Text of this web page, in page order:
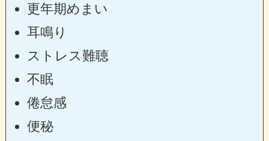
更年期めまい
耳鳴り
ストレス難聴
不眠
倦怠感
便秘